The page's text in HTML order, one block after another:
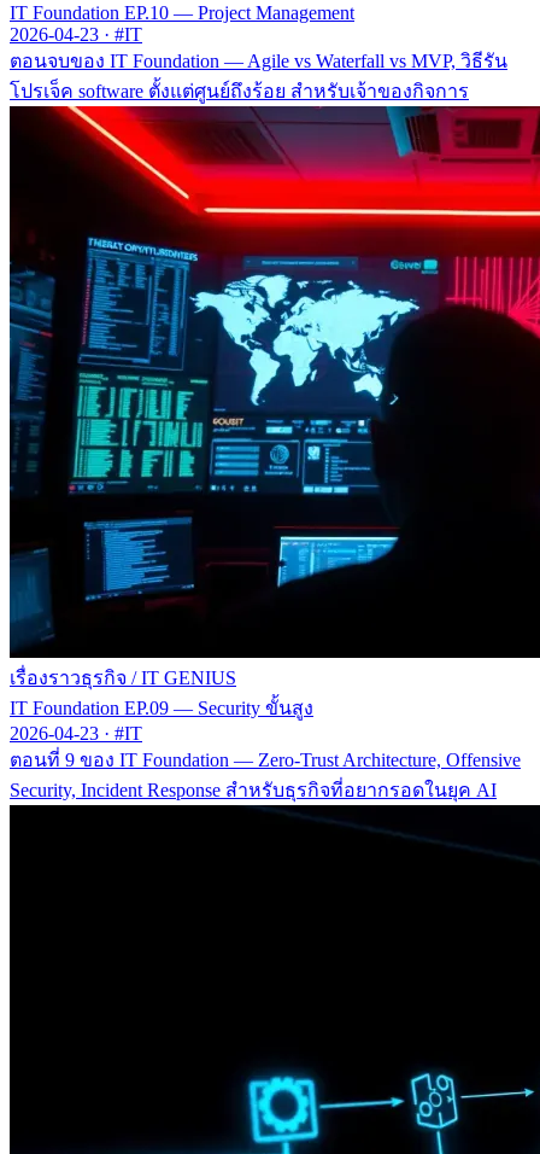
IT Foundation EP.10 — Project Management
2026-04-23 · #IT
ตอนจบของ IT Foundation — Agile vs Waterfall vs MVP, วิธีรัน
โปรเจ็ค software ตั้งแต่ศูนย์ถึงร้อย สำหรับเจ้าของกิจการ
เรื่องราวธุรกิจ / IT GENIUS
IT Foundation EP.09 — Security ขั้นสูง
2026-04-23 · #IT
ตอนที่ 9 ของ IT Foundation — Zero-Trust Architecture, Offensive
Security, Incident Response สำหรับธุรกิจที่อยากรอดในยุค AI